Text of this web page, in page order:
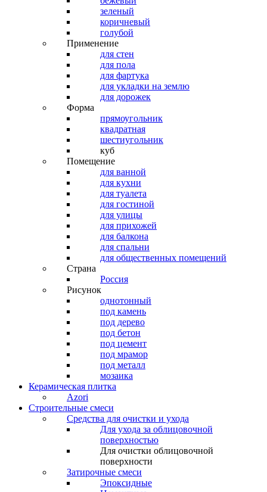
зеленый
коричневый
голубой
Применение
для стен
для пола
для фартука
для укладки на землю
для дорожек
Форма
прямоугольник
квадратная
шестиугольник
куб
Помещение
для ванной
для кухни
для туалета
для гостиной
для улицы
для прихожей
для балкона
для спальни
для общественных помещений
Страна
Россия
Рисунок
однотонный
под камень
под дерево
под бетон
под цемент
под мрамор
под металл
мозаика
Керамическая плитка
Azori
Строительные смеси
Средства для очистки и ухода
Для ухода за облицовочной
поверхностью
Для очистки облицовочной
поверхности
Затирочные смеси
Эпоксидные